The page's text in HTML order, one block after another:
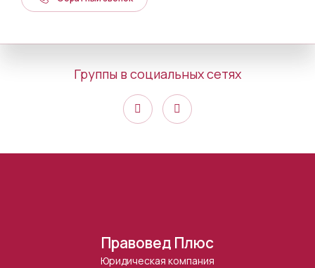
Группы в социальных сетях
Правовед Плюс
Юридическая компания